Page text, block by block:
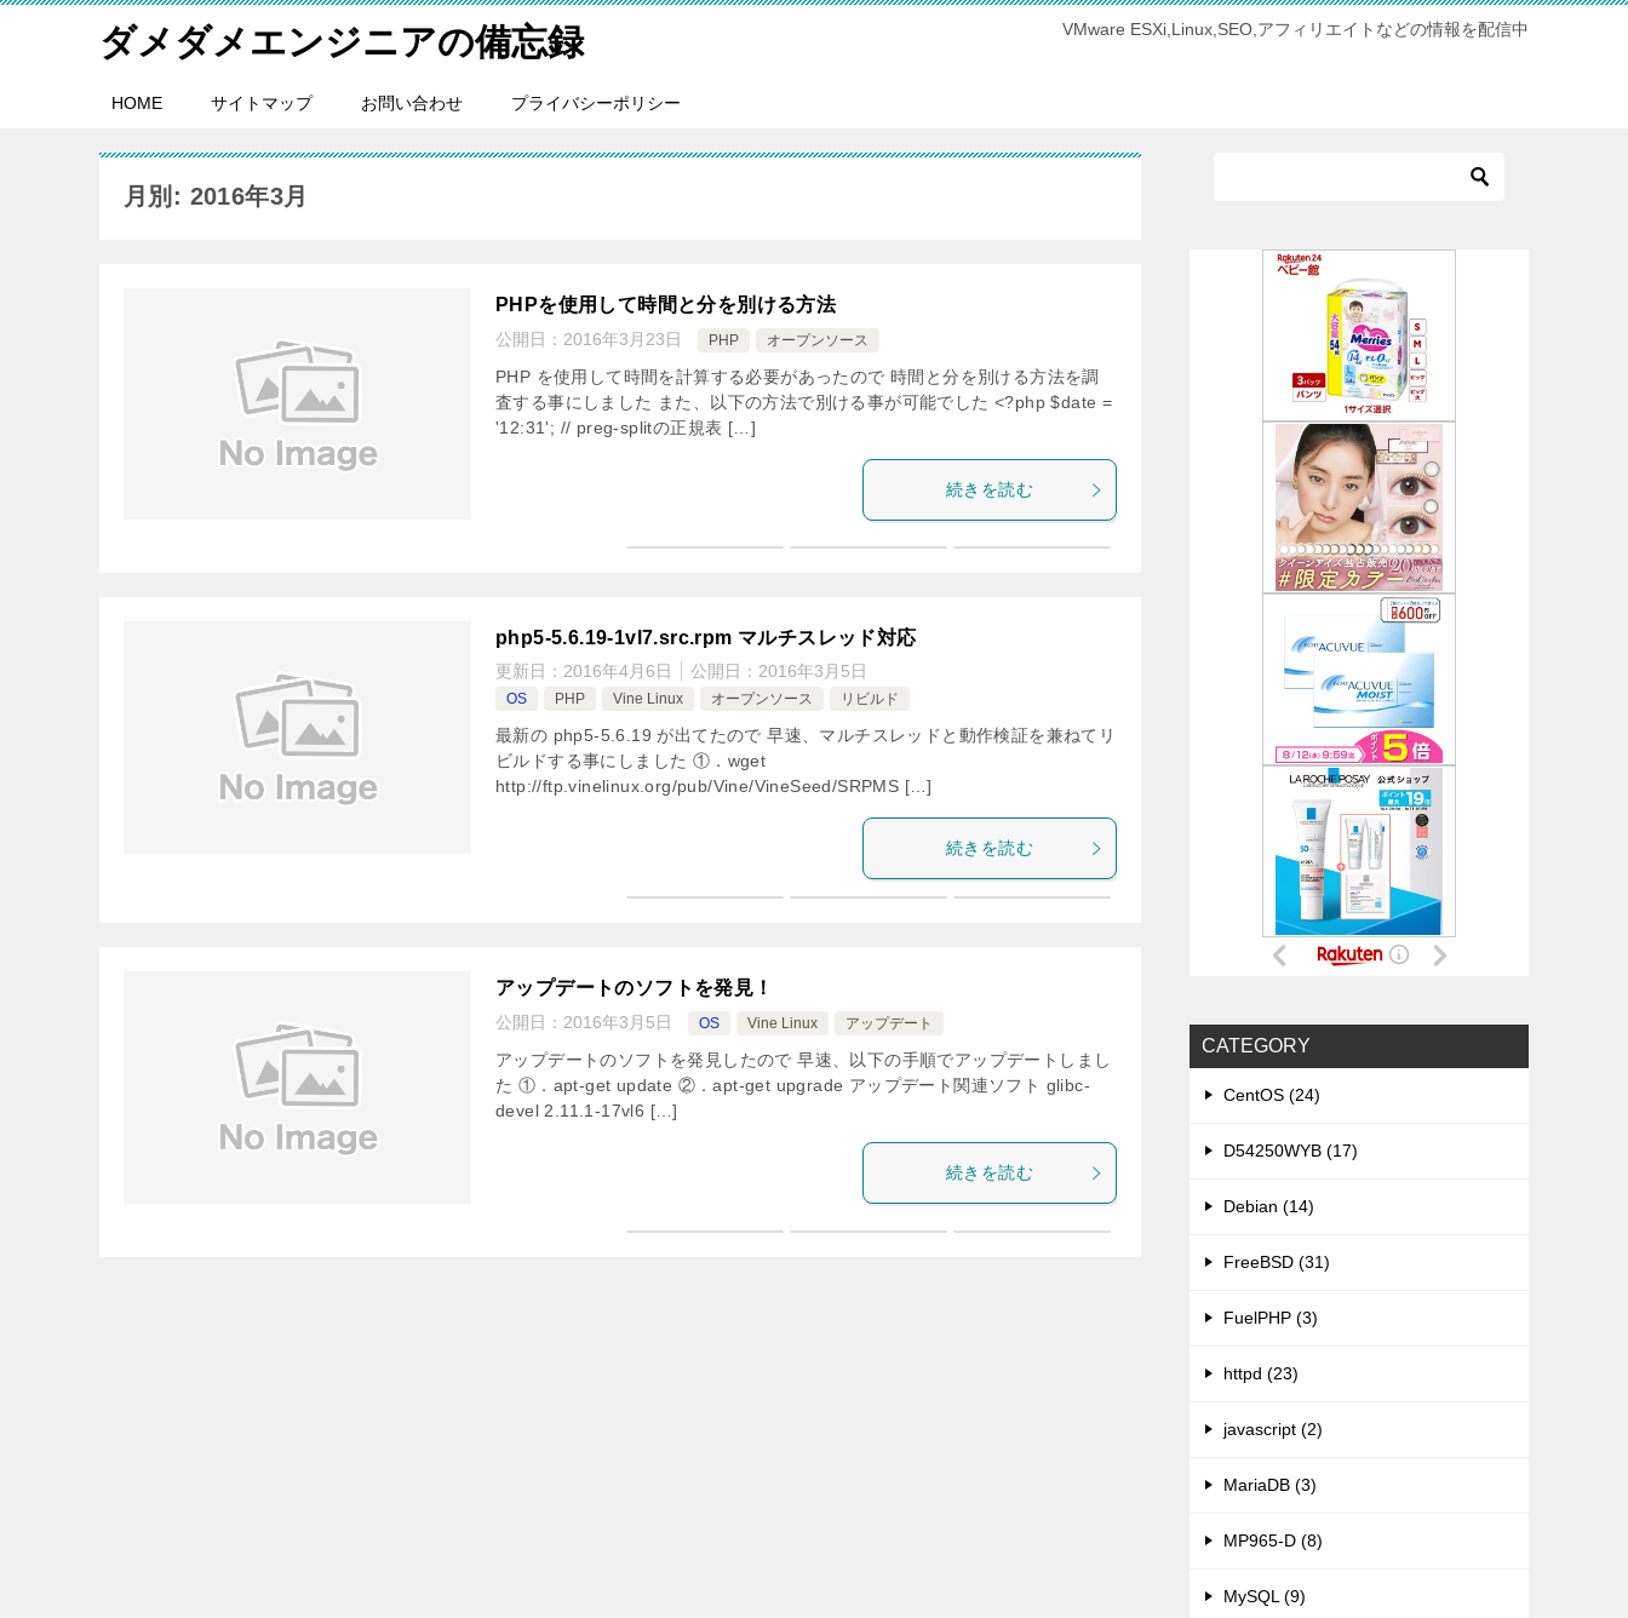
ダメダメエンジニアの備忘録 VMware ESXi,Linux,SEO,アフィリエイトなどの情報を配信中
HOME サイトマップ お問い合わせ プライバシーポリシー
月別: 2016年3月
PHPを使用して時間と分を別ける方法
公開日： 2016年3月23日 PHP オープンソース
PHP を使用して時間を計算する必要があったので 時間と分を別ける方法を調
査する事にしました また、以下の方法で別ける事が可能でした <?php $date =
'12:31'; // preg-splitの正規表 […]
続きを読む
php5-5.6.19-1vl7.src.rpm マルチスレッド対応
更新日： 2016年4月6日 公開日： 2016年3月5日
OS PHP Vine Linux オープンソース リビルド
最新の php5-5.6.19 が出てたので 早速、マルチスレッドと動作検証を兼ねてリ
ビルドする事にしました ①．wget
http://ftp.vinelinux.org/pub/Vine/VineSeed/SRPMS […]
続きを読む
アップデートのソフトを発見！
公開日： 2016年3月5日 OS Vine Linux アップデート
アップデートのソフトを発見したので 早速、以下の手順でアップデートしまし
た ①．apt-get update ②．apt-get upgrade アップデート関連ソフト glibc-
devel 2.11.1-17vl6 […]
続きを読む
CATEGORY
CentOS (24)
D54250WYB (17)
Debian (14)
FreeBSD (31)
FuelPHP (3)
httpd (23)
javascript (2)
MariaDB (3)
MP965-D (8)
MySQL (9)